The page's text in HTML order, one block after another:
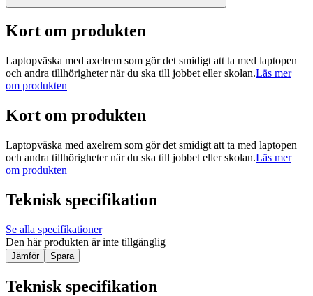
Kort om produkten
Laptopväska med axelrem som gör det smidigt att ta med laptopen
och andra tillhörigheter när du ska till jobbet eller skolan.Läs mer
om produkten
Kort om produkten
Laptopväska med axelrem som gör det smidigt att ta med laptopen
och andra tillhörigheter när du ska till jobbet eller skolan.Läs mer
om produkten
Teknisk specifikation
Se alla specifikationer
Den här produkten är inte tillgänglig
Jämför Spara
Teknisk specifikation